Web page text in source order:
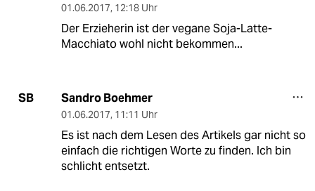
01.06.2017, 12:18 Uhr
Der Erzieherin ist der vegane Soja-Latte-
Macchiato wohl nicht bekommen...
SB Sandro Boehmer
01.06.2017, 11:11 Uhr
Es ist nach dem Lesen des Artikels gar nicht so
einfach die richtigen Worte zu finden. Ich bin
schlicht entsetzt.